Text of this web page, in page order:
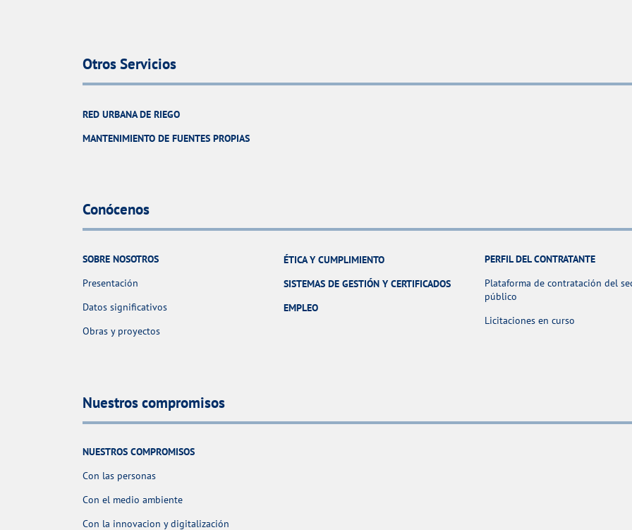
Otros Servicios
RED URBANA DE RIEGO
MANTENIMIENTO DE FUENTES PROPIAS
Conócenos
SOBRE NOSOTROS
Presentación
Datos significativos
Obras y proyectos
ÉTICA Y CUMPLIMIENTO
SISTEMAS DE GESTIÓN Y CERTIFICADOS
EMPLEO
PERFIL DEL CONTRATANTE
Plataforma de contratación del
público
Licitaciones en curso
Nuestros compromisos
NUESTROS COMPROMISOS
Con las personas
Con el medio ambiente
Con la innovacion y digitalización